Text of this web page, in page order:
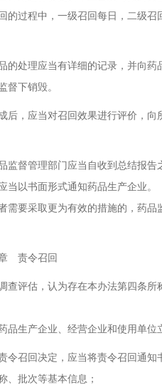
程中，一级召回每日，二级召
理应当有详细的记录，并向药
督下销毁。
应当对召回效果进行评价，向
管理部门应当自收到总结报告
以书面形式通知药品生产企业。
采取更为有效的措施的，药品
回
估，认为存在本办法第四条所
生产企业、经营企业和使用单位
回决定，应当将责令召回通知
批次等基本信息；